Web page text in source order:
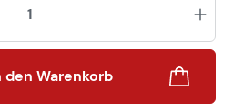
Warenkorb